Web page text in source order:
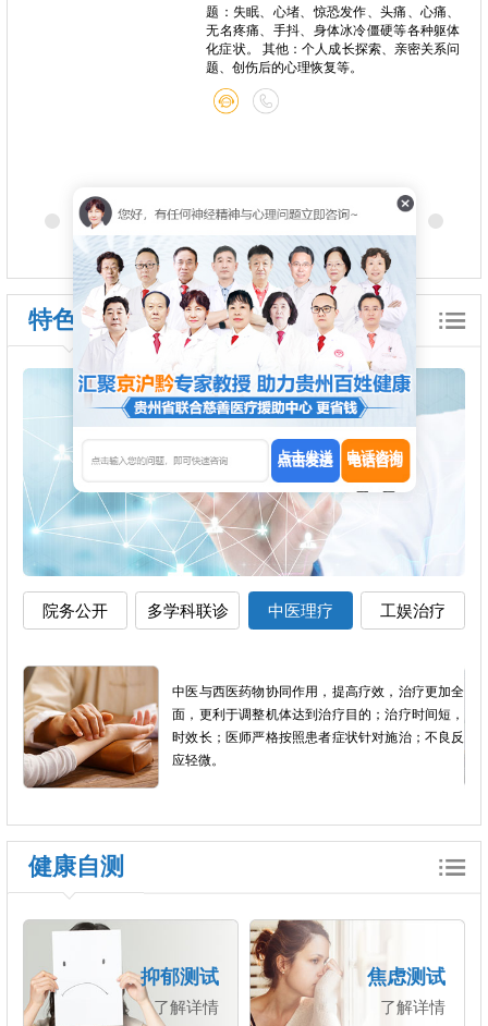
题：失眠、心堵、惊恐发作、头痛、心痛、
无名疼痛、手抖、身体冰冷僵硬等各种躯体
化症状。 其他：个人成长探索、亲密关系问
题、创伤后的心理恢复等。
特色诊疗
院务公开 多学科联诊 中医理疗 工娱治疗
中医与西医药物协同作用，提高疗效，治疗更加全
面，更利于调整机体达到治疗目的；治疗时间短，
时效长；医师严格按照患者症状针对施治；不良反
应轻微。
健康自测
抑郁测试
了解详情
焦虑测试
了解详情
点击发送 电话咨询